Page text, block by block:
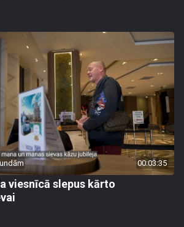
00:03:35
viesnīcā slepus kārto